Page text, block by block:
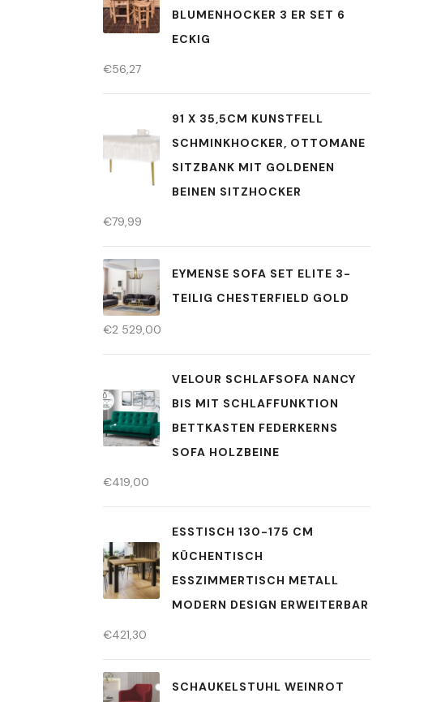
BLUMENHOCKER 3 ER SET 6
ECKIG
€56,27
91 X 35,5CM KUNSTFELL
SCHMINKHOCKER, OTTOMANE
SITZBANK MIT GOLDENEN
BEINEN SITZHOCKER
€79,99
EYMENSE SOFA SET ELITE 3-
TEILIG CHESTERFIELD GOLD
€2 529,00
VELOUR SCHLAFSOFA NANCY
BIS MIT SCHLAFFUNKTION
BETTKASTEN FEDERKERNS
SOFA HOLZBEINE
€419,00
ESSTISCH 130-175 CM
KÜCHENTISCH
ESSZIMMERTISCH METALL
MODERN DESIGN ERWEITERBAR
€421,30
SCHAUKELSTUHL WEINROT